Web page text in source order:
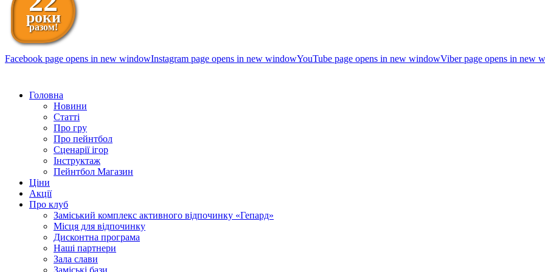
роки
разом!
Facebook page opens in new windowInstagram page opens in new windowYouTube page opens in new windowViber page opens in new
Головна
Новини
Статті
Про гру
Про пейнтбол
Сценарії ігор
Інструктаж
Пейнтбол Магазин
Ціни
Акції
Про клуб
Заміський комплекс активного відпочинку «Гепард»
Місця для відпочинку
Дисконтна програма
Наші партнери
Зала слави
Заміські бази